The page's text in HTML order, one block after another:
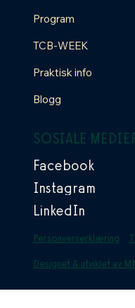
Program
TCB-WEEK
Praktisk info
Blogg
SOSIALE
Facebook
Instagram
LinkedIn
Personvernerklæring
Designet & utviklet av